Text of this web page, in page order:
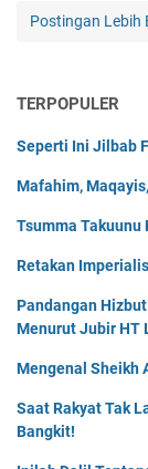
Postingan Lebih
TERPOPULER
Seperti Ini Jilbab
Mafahim,
Tsumma Takuunu
Retakan
Pandangan Hizbut
Menurut Jubir HT
Mengenal Sheikh
Saat Rakyat Tak
Bangkit!